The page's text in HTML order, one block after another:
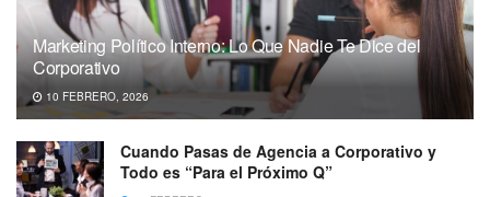
Marketing Político Interno: Lo Que Nadie Te Dice del
Corporativo
10 FEBRERO, 2026
Cuando Pasas de Agencia a Corporativo y
Todo es “Para el Próximo Q”